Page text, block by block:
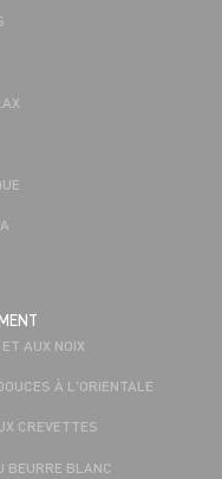
AUX NOIX
À L'ORIENTALE
CREVETTES
BEURRE BLANC